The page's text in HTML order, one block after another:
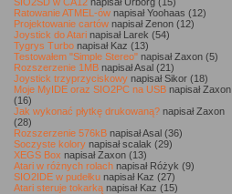
Ratowanie ATMEL-ów napisał Yoohaas (12)
Projektowanie cartów napisał Zenon (12)
Joystick do Atari napisał Larek (54)
Tygrys Turbo napisał Kaz (13)
Testowałem "Simple Stereo" napisał Zaxon (5)
Rozszerzenie 1MB napisał Asal (21)
Joystick trzyprzyciskowy napisał Sikor (18)
Moje MyIDE oraz SIO2PC na USB napisał Zaxon
(16)
Jak wykonać płytkę drukowaną? napisał Zaxon
(28)
Rozszerzenie 576kB napisał Asal (36)
Soczyste kolory napisał scalak (29)
XEGS Box napisał Zaxon (13)
Atari w różnych rolach napisał Różyk (9)
SIO2IDE w pudełku napisał Kaz (27)
Atari steruje tokarką napisał Kaz (15)